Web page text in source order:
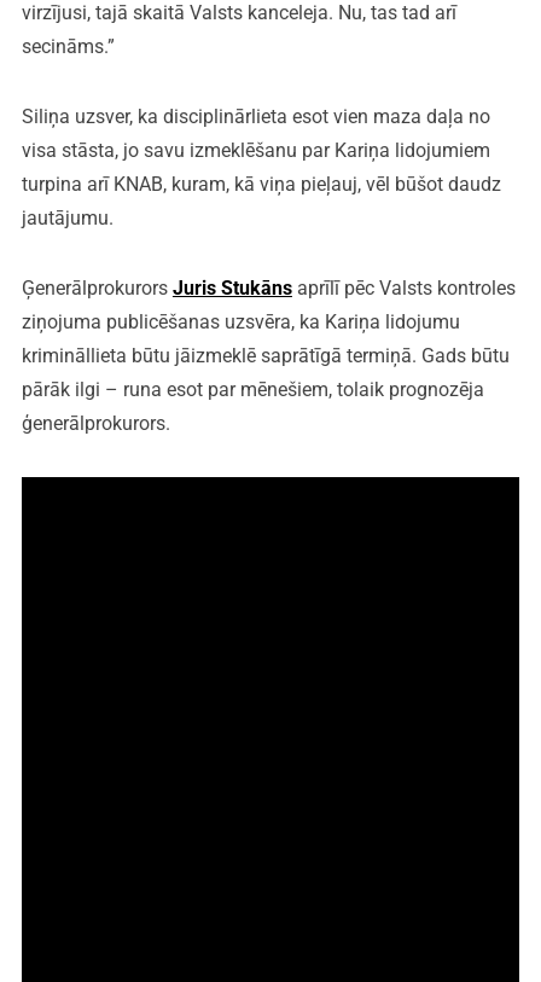
virzījusi, tajā skaitā Valsts kanceleja. Nu, tas tad arī
secināms.”
Siliņa uzsver, ka disciplinārlieta esot vien maza daļa no
visa stāsta, jo savu izmeklēšanu par Kariņa lidojumiem
turpina arī KNAB, kuram, kā viņa pieļauj, vēl būšot daudz
jautājumu.
Ģenerālprokurors Juris Stukānsaprīlī pēc Valsts kontroles
ziņojuma publicēšanas uzsvēra, ka Kariņa lidojumu
krimināllieta būtu jāizmeklē saprātīgā termiņā. Gads būtu
pārāk ilgi – runa esot par mēnešiem, tolaik prognozēja
ģenerālprokurors.